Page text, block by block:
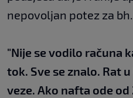
nepovoljan potez za
"Nije se vodilo računa
tok. Sve se znalo. Rat
veze. Ako nafta ode